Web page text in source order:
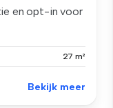
en opt-in voor
27 m²
Bekijk meer